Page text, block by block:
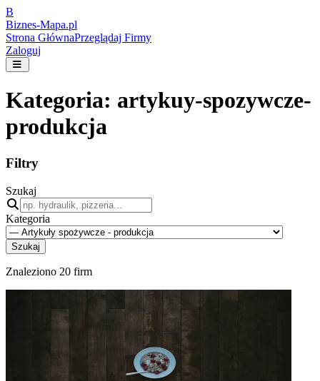
B
Biznes-Mapa.pl
Strona GłównaPrzeglądaj Firmy
Zaloguj
Kategoria: artykuy-spozywcze-
produkcja
Filtry
Szukaj
Kategoria
Szukaj
Znaleziono 20 firm